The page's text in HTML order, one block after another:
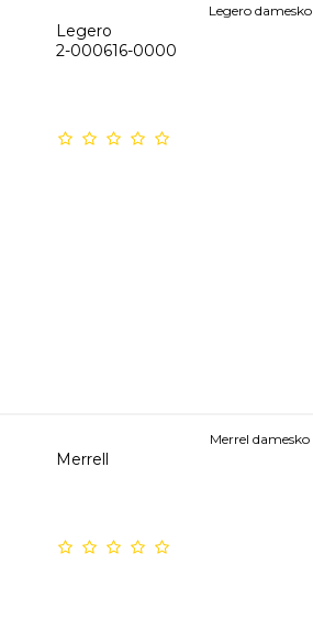
Legero damesko
Legero
2-000616-0000
Merrel damesko
Merrell